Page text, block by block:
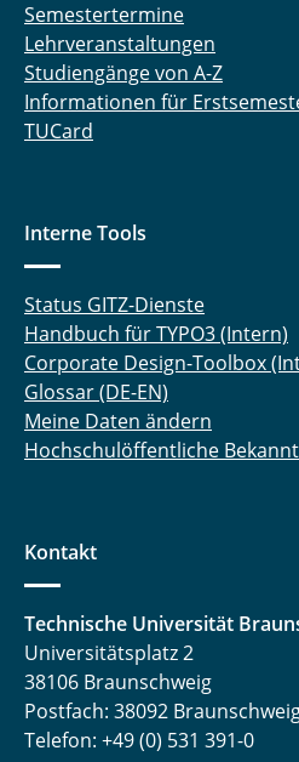
Semestertermine
Lehrveranstaltungen
Studiengänge von A-Z
Informationen für
TUCard
Interne Tools
Status GITZ-Dienste
Handbuch für TYPO3 (Intern)
Corporate Design-Toolbox
Glossar (DE-EN)
Meine Daten ändern
Hochschulöffentliche
Kontakt
Technische Universität
Universitätsplatz 2
38106 Braunschweig
Postfach: 38092
Telefon: +49 (0) 531 391-0